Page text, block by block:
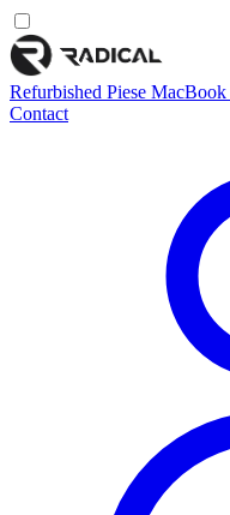
Refurbished Piese MacBook
Contact